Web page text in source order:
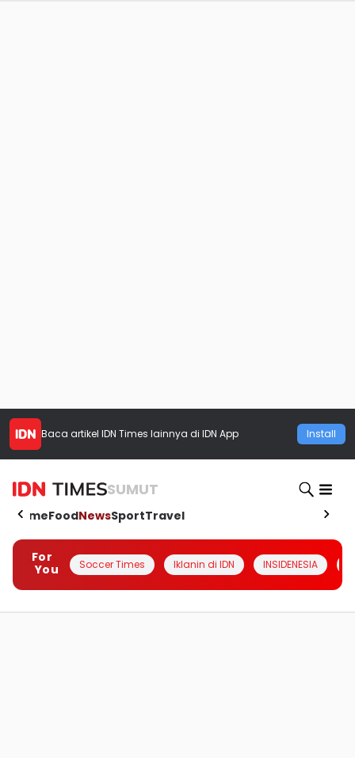
Baca artikel IDN Times lainnya di IDN App Install
SUMUT
HomeFoodNewsSportTravel
For
You
Soccer Times Iklanin di IDN INSIDENESIA